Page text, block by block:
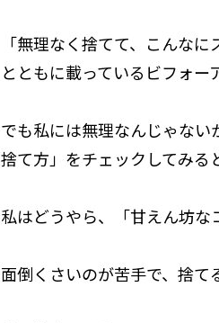
「無理なく捨てて、こんな
とともに載っているビフォー
でも私には無理なんじゃな
捨て方」をチェックしてみる
私はどうやら、「甘えん坊な
面倒くさいのが苦手で、捨て